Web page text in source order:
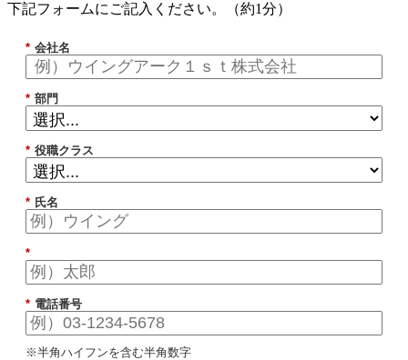
下記フォームにご記入ください。（約1分）
* 会社名
* 部門
* 役職クラス
* 氏名
*
* 電話番号
※半角ハイフンを含む半角数字